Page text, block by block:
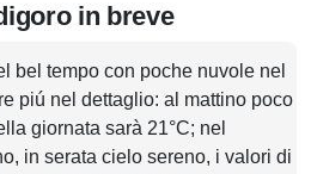
in breve
bel tempo con poche nuvole nel
piú nel dettaglio: al mattino poco
giornata sarà 21°C; nel
in serata cielo sereno, i valori di